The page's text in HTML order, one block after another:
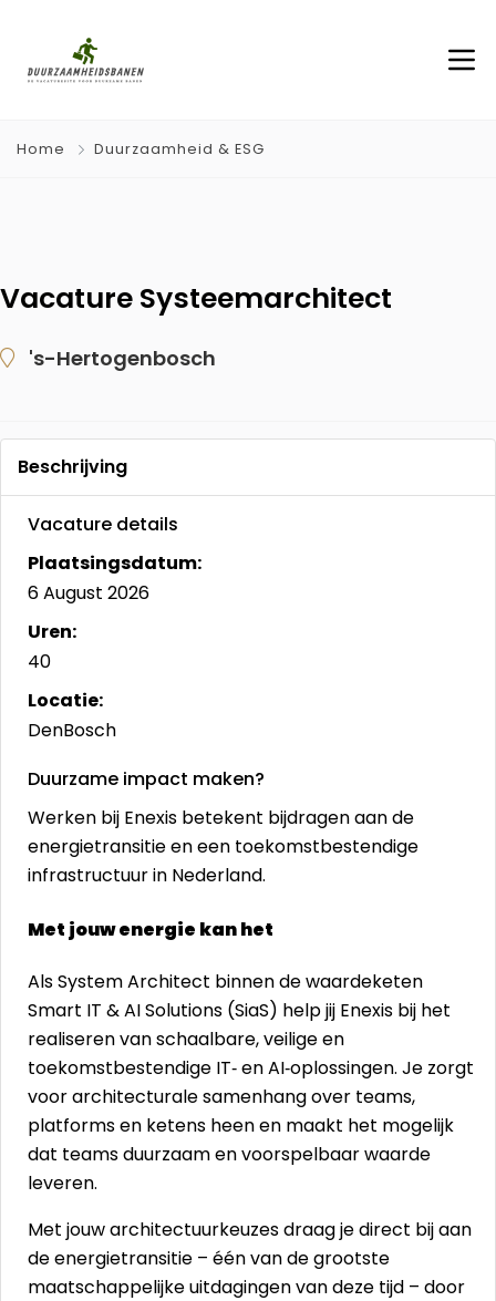
Home Duurzaamheid & ESG
Vacature Systeemarchitect
's-Hertogenbosch
Beschrijving
Vacature details
Plaatsingsdatum:
6 August 2026
Uren:
40
Locatie:
DenBosch
Duurzame impact maken?
Werken bij Enexis betekent bijdragen aan de
energietransitie en een toekomstbestendige
infrastructuur in Nederland.
Met jouw energie kan het
Als System Architect binnen de waardeketen
Smart IT & AI Solutions (SiaS) help jij Enexis bij het
realiseren van schaalbare, veilige en
toekomstbestendige IT‑ en AI‑oplossingen. Je zorgt
voor architecturale samenhang over teams,
platforms en ketens heen en maakt het mogelijk
dat teams duurzaam en voorspelbaar waarde
leveren.
Met jouw architectuurkeuzes draag je direct bij aan
de energietransitie – één van de grootste
maatschappelijke uitdagingen van deze tijd – door